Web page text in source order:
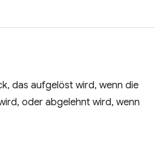
das aufgelöst wird, wenn die
oder abgelehnt wird, wenn